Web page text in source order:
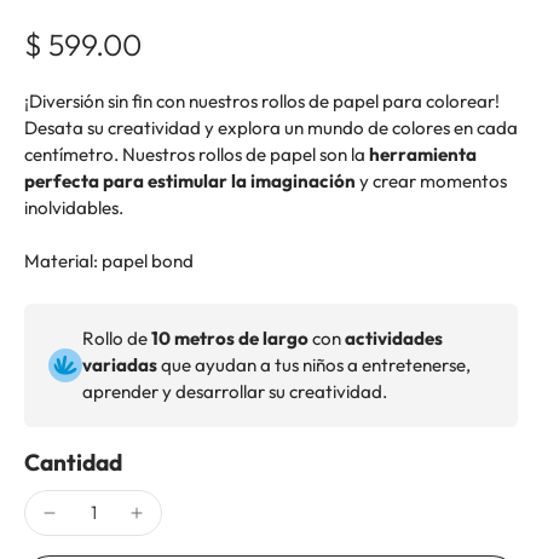
$ 599.00
¡Diversión sin fin con nuestros rollos de papel para colorear!
Desata su creatividad y explora un mundo de colores en cada
centímetro. Nuestros rollos de papel son la herramienta
perfecta para estimular la imaginación y crear momentos
inolvidables.
Material: papel bond
Rollo de10 metros de largoconactividades
variadasque ayudan a tus niños a entretenerse,
aprender y desarrollar su creatividad.
Cantidad